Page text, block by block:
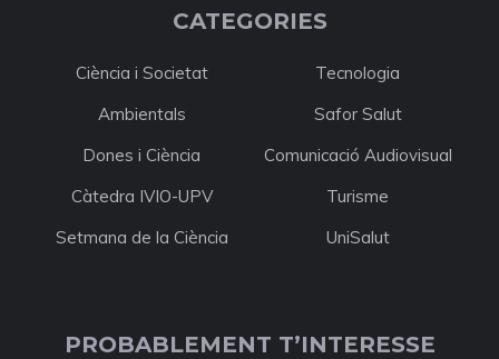
CATEGORIES
Ciència i Societat
Tecnologia
Ambientals
Safor Salut
Dones i Ciència
Comunicació Audiovisual
Càtedra IVIO-UPV
Turisme
Setmana de la Ciència
UniSalut
PROBABLEMENT T’INTERESSE